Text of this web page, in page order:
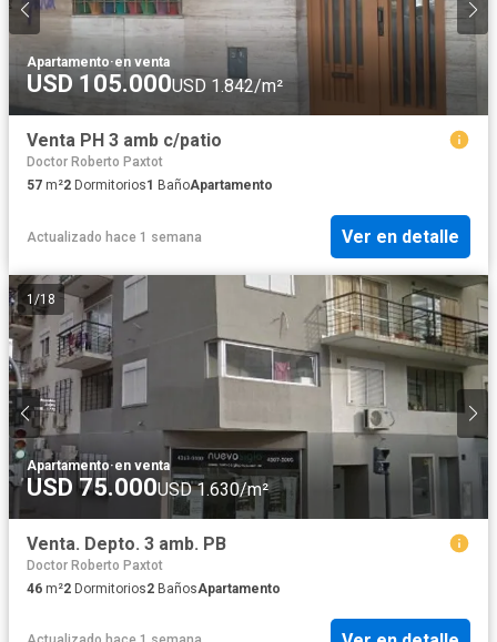
Apartamento·en venta
USD 105.000USD 1.842/m²
Venta PH 3 amb c/patio
Doctor Roberto Paxtot
57 m²2 Dormitorios1 BañoApartamento
Actualizado hace 1 semana Ver en detalle
1 /18
Apartamento·en venta
USD 75.000USD 1.630/m²
Venta. Depto. 3 amb. PB
Doctor Roberto Paxtot
46 m²2 Dormitorios2 BañosApartamento